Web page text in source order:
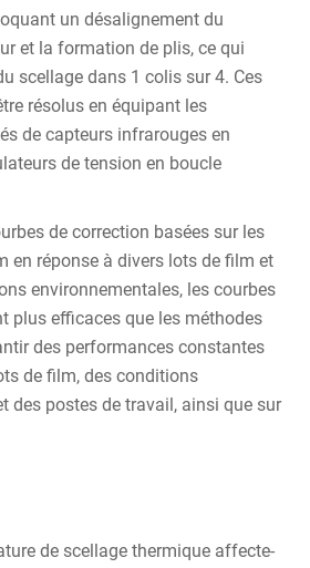
un désalignement du
et la formation de plis, ce qui
scellage dans 1 colis sur 4. Ces
résolus en équipant les
de capteurs infrarouges en
de tension en boucle
de correction basées sur les
en réponse à divers lots de film et
environnementales, les courbes
plus efficaces que les méthodes
des performances constantes
de film, des conditions
des postes de travail, ainsi que sur
de scellage thermique affecte-